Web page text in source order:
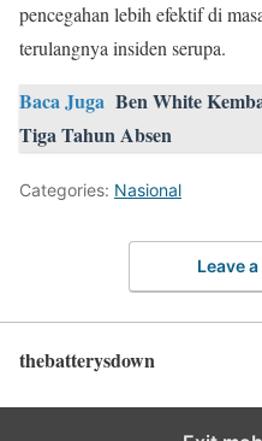
pencegahan lebih efektif di
terulangnya insiden serupa.
Baca Juga Ben White
Tiga Tahun Absen
Categories: Nasional
Leave
thebatterysdown